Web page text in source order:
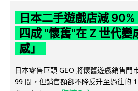
日本二手遊戲店減
四成 "懷舊"在 Z 世代變
感」
日本零售巨頭 GEO 將懷舊遊戲銷售門
99 間，但銷售額卻不降反升至過往的